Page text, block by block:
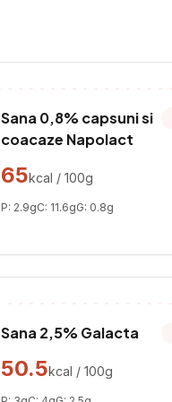
Sana 0,8% capsuni si
coacaze Napolact
65kcal / 100g
P: 2.9gC: 11.6gG: 0.8g
Sana 2,5% Galacta
50.5kcal / 100g